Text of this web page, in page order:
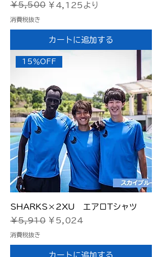
通常価格
￥5,500 ￥4,125 より
セール価格
消費税抜き
カートに追加する
15％OFF
SHARKS×2XU エアロTシャツ
通常価格
￥5,910 セール価格
￥5,024
消費税抜き
カートに追加する